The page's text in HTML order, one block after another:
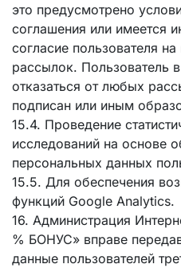
это предусмотрено
соглашения или имеется
согласие пользователя
рассылок. Пользователь
отказаться от любых
подписан или иным
15.4. Проведение
исследований на основе
персональных данных
15.5. Для обеспечения
функций Google Analytics.
16. Администрация
% БОНУС» вправе
данные пользователей